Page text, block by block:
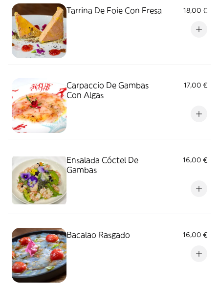
Tarrina De Foie Con Fresa 18,00 €
Carpaccio De Gambas
Con Algas
17,00 €
Ensalada Cóctel De
Gambas
16,00 €
Bacalao Rasgado 16,00 €